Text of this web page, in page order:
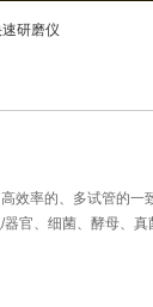
研磨仪
效率的、多试管的一
官、细菌、酵母、真